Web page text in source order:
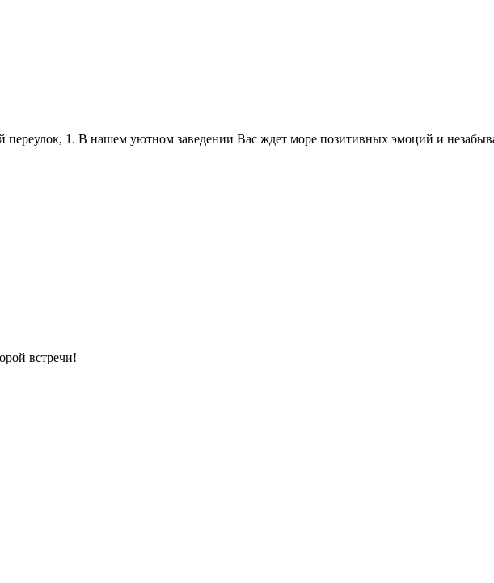
переулок, 1. В нашем уютном заведении Вас ждет море позитивных эмоций и
встречи!